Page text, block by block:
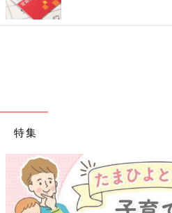
特集